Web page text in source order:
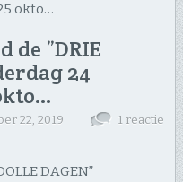
okto…
de ”DRIE
24
22, 2019 1 reactie
DAGEN”